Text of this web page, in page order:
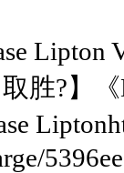
Lipton
胜?】